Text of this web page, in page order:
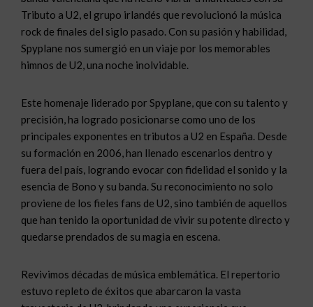
Tributo a U2, el grupo irlandés que revolucionó la música
rock de finales del siglo pasado. Con su pasión y habilidad,
Spyplane nos sumergió en un viaje por los memorables
himnos de U2, una noche inolvidable.
Este homenaje liderado por Spyplane, que con su talento y
precisión, ha logrado posicionarse como uno de los
principales exponentes en tributos a U2 en España. Desde
su formación en 2006, han llenado escenarios dentro y
fuera del país, logrando evocar con fidelidad el sonido y la
esencia de Bono y su banda. Su reconocimiento no solo
proviene de los fieles fans de U2, sino también de aquellos
que han tenido la oportunidad de vivir su potente directo y
quedarse prendados de su magia en escena.
Revivimos décadas de música emblemática. El repertorio
estuvo repleto de éxitos que abarcaron la vasta